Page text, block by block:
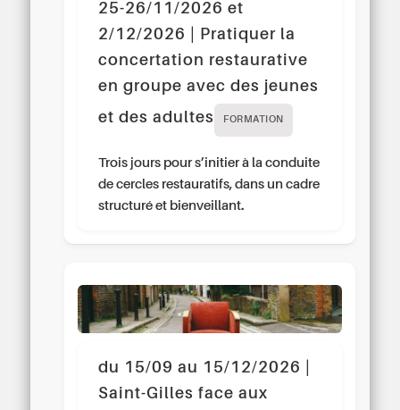
25-26/11/2026 et
2/12/2026 | Pratiquer la
concertation restaurative
en groupe avec des jeunes
et des adultes
FORMATION
Trois jours pour s’initier à la conduite
de cercles restauratifs, dans un cadre
structuré et bienveillant.
du 15/09 au 15/12/2026 |
Saint-Gilles face aux